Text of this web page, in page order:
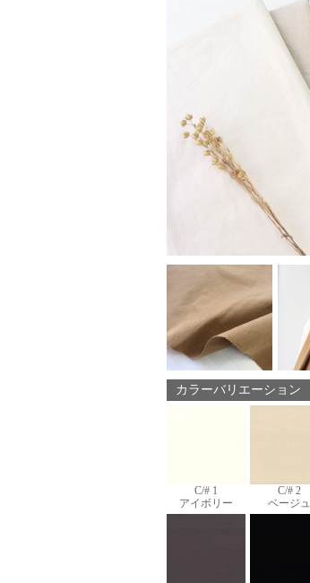
カラーバリエーション
C/# 1
アイボリー
C/# 2
ベージュ